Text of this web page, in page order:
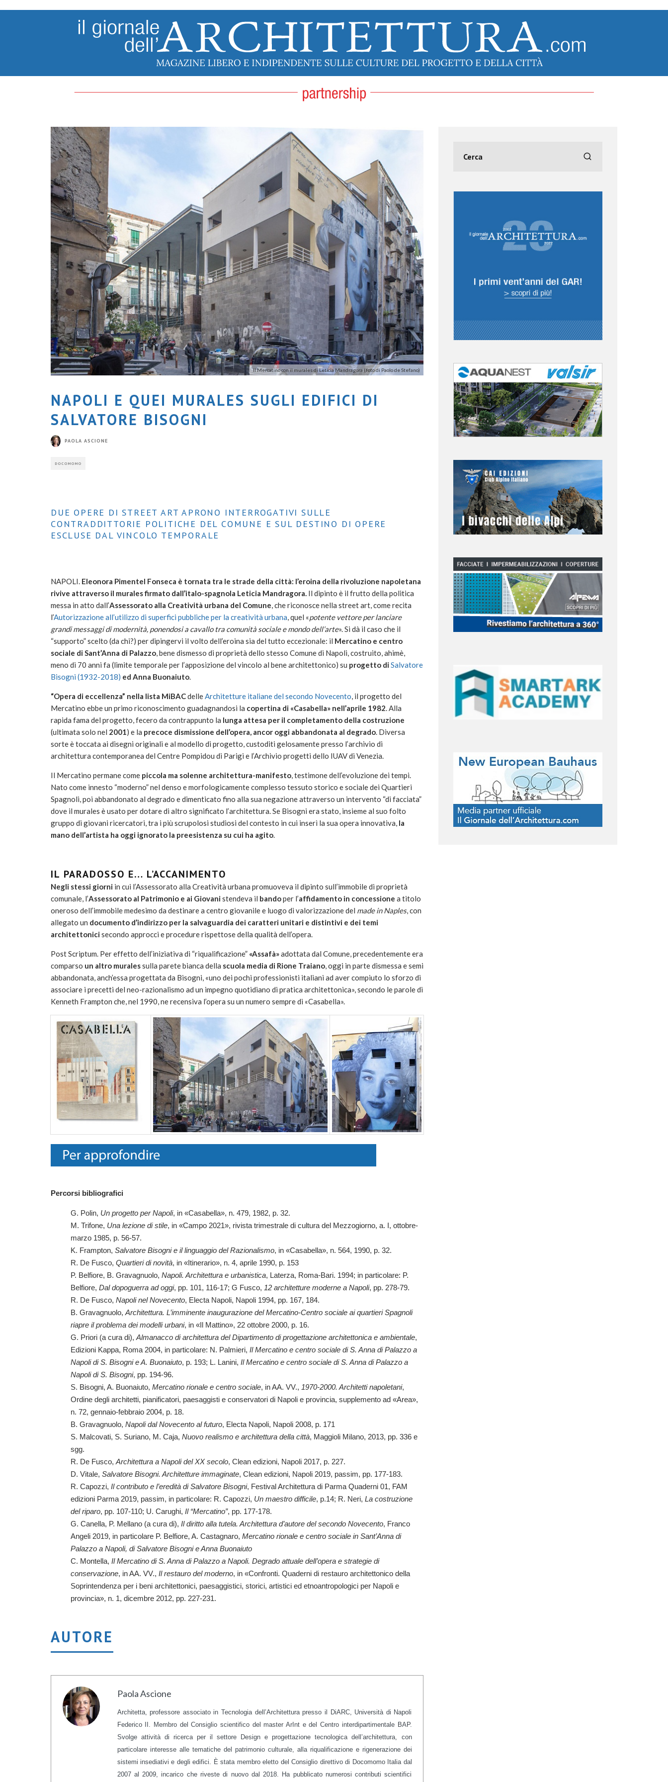
Il Mercatino con il murales di Leticia Mandragora (foto di Paolo de Stefano)
NAPOLI E QUEI MURALES SUGLI EDIFICI DI
SALVATORE BISOGNI
PAOLA ASCIONE
DOCOMOMO
DUE OPERE DI STREET ART APRONO INTERROGATIVI SULLE
CONTRADDITTORIE POLITICHE DEL COMUNE E SUL DESTINO DI OPERE
ESCLUSE DAL VINCOLO TEMPORALE
NAPOLI. Eleonora Pimentel Fonseca è tornata tra le strade della città: l’eroina della rivoluzione napoletana
rivive attraverso il murales firmato dall’italo-spagnola Leticia Mandragora. Il dipinto è il frutto della politica
messa in atto dall’Assessorato alla Creatività urbana del Comune , che riconosce nella street art, come recita
l’Autorizzazione all’utilizzo di superfici pubbliche per la creatività urbana , quel «potente vettore per lanciare
grandi messaggi di modernità, ponendosi a cavallo tra comunità sociale e mondo dell’arte». Si dà il caso che il
“supporto” scelto (da chi?) per dipingervi il volto dell’eroina sia del tutto eccezionale: il Mercatino e centro
sociale di Sant’Anna di Palazzo , bene dismesso di proprietà dello stesso Comune di Napoli, costruito, ahimè,
meno di 70 anni fa (limite temporale per l’apposizione del vincolo al bene architettonico) su progetto di Salvatore
Bisogni (1932-2018) ed Anna Buonaiuto
“Opera di eccellenza” nella lista MiBACdelle Architetture italiane del secondo Novecento , il progetto del
Mercatino ebbe un primo riconoscimento guadagnandosi la copertina di «Casabella» nell’aprile 1982 . Alla
rapida fama del progetto, fecero da contrappunto la lunga attesa per il completamento della costruzione
(ultimata solo nel 2001 ) e la precoce dismissione dell’opera, ancor oggi abbandonata al degrado . Diversa
sorte è toccata ai disegni originali e al modello di progetto, custoditi gelosamente presso l’archivio di
architettura contemporanea del Centre Pompidou di Parigi e l’Archivio progetti dello IUAV di Venezia.
Il Mercatino permane come piccola ma solenne architettura-manifesto , testimone dell’evoluzione dei tempi.
Nato come innesto “moderno” nel denso e morfologicamente complesso tessuto storico e sociale dei Quartieri
Spagnoli, poi abbandonato al degrado e dimenticato fino alla sua negazione attraverso un intervento “di facciata”
dove il murales è usato per dotare di altro significato l’architettura. Se Bisogni era stato, insieme al suo folto
gruppo di giovani ricercatori, tra i più scrupolosi studiosi del contesto in cui inserì la sua opera innovativa, la
mano dell’artista ha oggi ignorato la preesistenza su cui ha agito
IL PARADOSSO E… L’ACCANIMENTO
Negli stessi giorni in cui l’Assessorato alla Creatività urbana promuoveva il dipinto sull’immobile di proprietà
comunale, l’Assessorato al Patrimonio e ai Giovani stendeva il bandoper l’affidamento in concessione a titolo
oneroso dell’immobile medesimo da destinare a centro giovanile e luogo di valorizzazione del made in Naples, con
allegato un documento d’indirizzo per la salvaguardia dei caratteri unitari e distintivi e dei temi
architettonici secondo approcci e procedure rispettose della qualità dell’opera.
Post Scriptum. Per effetto dell’iniziativa di “riqualificazione” «Assafà»adottata dal Comune, precedentemente era
comparso un altro muralessulla parete bianca della scuola media di Rione Traiano , oggi in parte dismessa e semi
abbandonata, anch’essa progettata da Bisogni, «uno dei pochi professionisti italiani ad aver compiuto lo sforzo di
associare i precetti del neo-razionalismo ad un impegno quotidiano di pratica architettonica», secondo le parole di
Kenneth Frampton che, nel 1990, ne recensiva l’opera su un numero sempre di «Casabella».
Percorsi bibliografici
G. Polin, Un progetto per Napoli, in «Casabella», n. 479, 1982, p. 32.
M. Trifone, Una lezione di stile, in «Campo 2021», rivista trimestrale di cultura del Mezzogiorno, a. I, ottobre-
marzo 1985, p. 56-57.
K. Frampton, Salvatore Bisogni e il linguaggio del Razionalismo, in «Casabella», n. 564, 1990, p. 32.
R. De Fusco, Quartieri di novità, in «Itinerario», n. 4, aprile 1990, p. 153
P. Belfiore, B. Gravagnuolo, Napoli. Architettura e urbanistica, Laterza, Roma-Bari. 1994; in particolare: P.
Belfiore, Dal dopoguerra ad oggi, pp. 101, 116-17; G Fusco, 12 architetture moderne a Napoli, pp. 278-79.
R. De Fusco, Napoli nel Novecento, Electa Napoli, Napoli 1994, pp. 167, 184.
B. Gravagnuolo, Architettura. L’imminente inaugurazione del Mercatino-Centro sociale ai quartieri Spagnoli
riapre il problema dei modelli urbani, in «Il Mattino», 22 ottobre 2000, p. 16.
G. Priori (a cura di), Almanacco di architettura del Dipartimento di progettazione architettonica e ambientale,
Edizioni Kappa, Roma 2004, in particolare: N. Palmieri, Il Mercatino e centro sociale di S. Anna di Palazzo a
Napoli di S. Bisogni e A. Buonaiuto, p. 193; L. Lanini, Il Mercatino e centro sociale di S. Anna di Palazzo a
Napoli di S. Bisogni, pp. 194-96.
S. Bisogni, A. Buonaiuto, Mercatino rionale e centro sociale, in AA. VV., 1970-2000. Architetti napoletani,
Ordine degli architetti, pianificatori, paesaggisti e conservatori di Napoli e provincia, supplemento ad «Area»,
n. 72, gennaio-febbraio 2004, p. 18.
B. Gravagnuolo, Napoli dal Novecento al futuro, Electa Napoli, Napoli 2008, p. 171
S. Malcovati, S. Suriano, M. Caja, Nuovo realismo e architettura della città, Maggioli Milano, 2013, pp. 336 e
sgg.
R. De Fusco, Architettura a Napoli del XX secolo, Clean edizioni, Napoli 2017, p. 227.
D. Vitale, Salvatore Bisogni. Architetture immaginate, Clean edizioni, Napoli 2019, passim, pp. 177-183.
R. Capozzi, Il contributo e l’eredità di Salvatore Bisogni, Festival Architettura di Parma Quaderni 01, FAM
edizioni Parma 2019, passim, in particolare: R. Capozzi, Un maestro difficile, p.14; R. Neri, La costruzione
del riparo, pp. 107-110; U. Carughi, Il “Mercatino”, pp. 177-178.
G. Canella, P. Mellano (a cura di), Il diritto alla tutela. Architettura d’autore del secondo Novecento, Franco
Angeli 2019, in particolare P. Belfiore, A. Castagnaro, Mercatino rionale e centro sociale in Sant’Anna di
Palazzo a Napoli, di Salvatore Bisogni e Anna Buonaiuto
C. Montella, Il Mercatino di S. Anna di Palazzo a Napoli. Degrado attuale dell’opera e strategie di
conservazione, in AA. VV., Il restauro del moderno, in «Confronti. Quaderni di restauro architettonico della
Soprintendenza per i beni architettonici, paesaggistici, storici, artistici ed etnoantropologici per Napoli e
provincia», n. 1, dicembre 2012, pp. 227-231.
AUTORE
Paola Ascione
Architetta, professore associato in Tecnologia dell’Architettura presso il DiARC, Università di Napoli
Federico II. Membro del Consiglio scientifico del master ArInt e del Centro interdipartimentale BAP.
Svolge attività di ricerca per il settore Design e progettazione tecnologica dell’architettura, con
particolare interesse alle tematiche del patrimonio culturale, alla riqualificazione e rigenerazione dei
sistemi insediativi e degli edifici. È stata membro eletto del Consiglio direttivo di Docomomo Italia dal
2007 al 2009, incarico che riveste di nuovo dal 2018. Ha pubblicato numerosi contributi scientifici